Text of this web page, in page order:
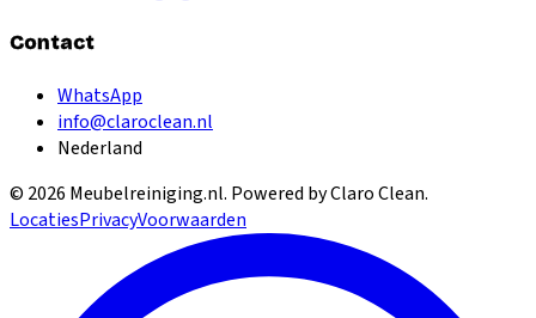
Contact
WhatsApp
info@claroclean.nl
Nederland
© 2026 Meubelreiniging.nl. Powered by Claro Clean.
LocatiesPrivacyVoorwaarden